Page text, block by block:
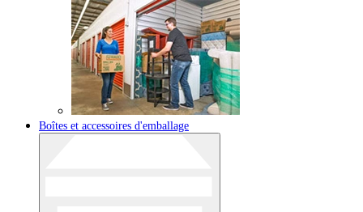
Boîtes et accessoires d'emballage